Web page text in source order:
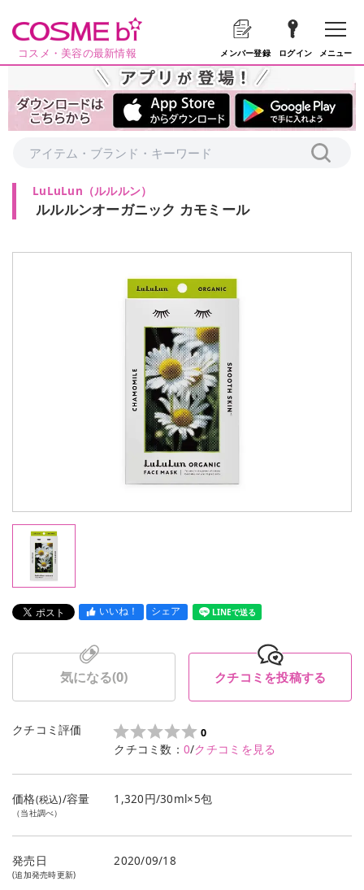
コスメ・美容の最新情報 メンバー登録 ログイン メニュー
LuLuLun （ルルルン）
ルルルンオーガニック カモミール
いいね！ シェア LINEで送る
気になる(0) クチコミを投稿する
クチコミ評価 0
クチコミ数： 0/クチコミを見る
価格(税込)/容量
（当社調べ）
1,320円/30ml×5包
発売日
(追加発売時更新)
2020/09/18